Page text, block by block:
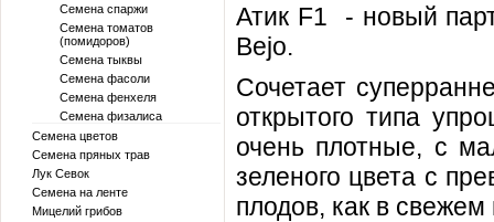
Семена спаржи
Семена томатов
(помидоров)
Семена тыквы
Семена фасоли
Семена фенхеля
Семена физалиса
Семена цветов
Семена пряных трав
Лук Севок
Семена на ленте
Мицелий грибов
Атик F1 - новый
Bejo.
Сочетает
открытого типа
очень плотные, с
зеленого цвета с
плодов, как в свежем